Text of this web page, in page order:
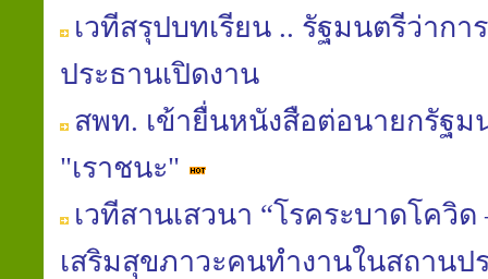
เวทีสรุปบทเรียน .. รัฐมนตรีว่ากา
ประธานเปิดงาน
สพท. เข้ายื่นหนังสือต่อนายกรัฐม
"เราชนะ"
เวทีสานเสวนา “โรคระบาดโควิ
เสริมสุขภาวะคนทำงานในสถานป